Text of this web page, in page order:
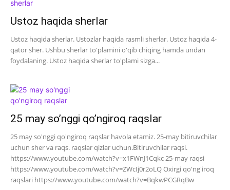
Ustoz haqida sherlar
Ustoz haqida sherlar. Ustozlar haqida rasmli sherlar. Ustoz haqida 4-
qator sher. Ushbu sherlar to'plamini o'qib chiqing hamda undan
foydalaning. Ustoz haqida sherlar to'plami sizga...
25 may so’nggi qo’ngiroq raqslar
25 may so'nggi qo'ngiroq raqslar havola etamiz. 25-may bitiruvchilar
uchun sher va raqs. raqslar qizlar uchun.Bitiruvchilar raqsi.
https://www.youtube.com/watch?v=x1FWnJ1Cqkc 25-may raqsi
https://www.youtube.com/watch?v=ZWcIj0r2oLQ Oxirgi qo'ng'iroq
raqslari https://www.youtube.com/watch?v=BqkwPCGRqBw